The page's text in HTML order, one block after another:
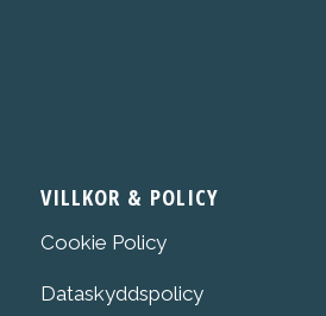
VILLKOR & POLICY
Cookie Policy
Dataskyddspolicy